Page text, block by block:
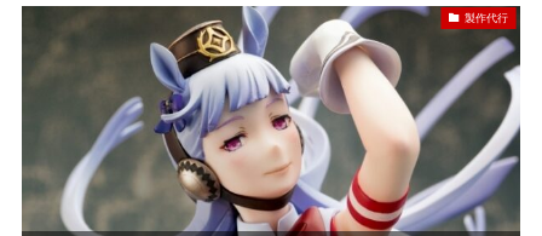
製作代行